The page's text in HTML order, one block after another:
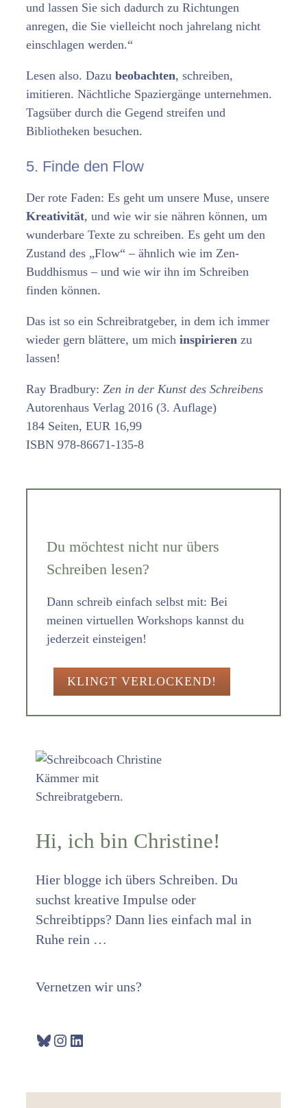
und lassen Sie sich dadurch zu Richtungen
anregen, die Sie vielleicht noch jahrelang nicht
einschlagen werden.“
Lesen also. Dazu beobachten, schreiben,
imitieren. Nächtliche Spaziergänge unternehmen.
Tagsüber durch die Gegend streifen und
Bibliotheken besuchen.
5. Finde den Flow
Der rote Faden: Es geht um unsere Muse, unsere
Kreativität, und wie wir sie nähren können, um
wunderbare Texte zu schreiben. Es geht um den
Zustand des „Flow“ – ähnlich wie im Zen-
Buddhismus – und wie wir ihn im Schreiben
finden können.
Das ist so ein Schreibratgeber, in dem ich immer
wieder gern blättere, um mich inspirieren zu
lassen!
Ray Bradbury: Zen in der Kunst des Schreibens
Autorenhaus Verlag 2016 (3. Auflage)
184 Seiten, EUR 16,99
ISBN 978-86671-135-8
Du möchtest nicht nur übers
Schreiben lesen?
Dann schreib einfach selbst mit: Bei
meinen virtuellen Workshops kannst du
jederzeit einsteigen!
KLINGT VERLOCKEND!
Hi, ich bin Christine!
Hier blogge ich übers Schreiben. Du
suchst kreative Impulse oder
Schreibtipps? Dann lies einfach mal in
Ruhe rein …
Vernetzen wir uns?
Bluesky
Instagram
LinkedIn